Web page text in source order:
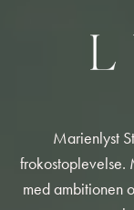
Marienlyst
med ambitionen